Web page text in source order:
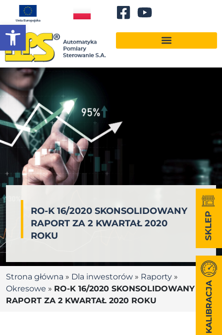
Otwórz pasek narzędzi
RO-K 16/2020 SKONSOLIDOWANY
RAPORT ZA 2 KWARTAŁ 2020
ROKU
Strona główna » Dla inwestorów » Raporty »
Okresowe » RO-K 16/2020 SKONSOLIDOWANY
RAPORT ZA 2 KWARTAŁ 2020 ROKU
KALIBRACJA